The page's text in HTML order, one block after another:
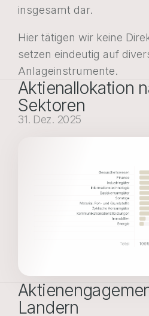
insgesamt dar.
Hier tätigen wir keine
setzen eindeutig auf
Anlageinstrumente.
Aktienallokation
Sektoren
31. Dez. 2025
Landern